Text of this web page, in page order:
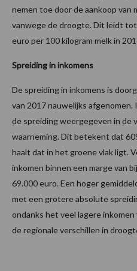
nemen toe door de aankoop van
vanwege de droogte. Dit leidt tot
euro per 100 kilogram melk in
Spreiding in inkomens
De spreiding in inkomens is
van 2017 nauwelijks
de spreiding weergegeven in de
waarneming. Dit betekent dat
haalt dat in het groene vlak ligt.
inkomen binnen een marge van
69.000 euro. Een hoger
met een grotere absolute
ondanks het veel lagere
de regionale verschillen in